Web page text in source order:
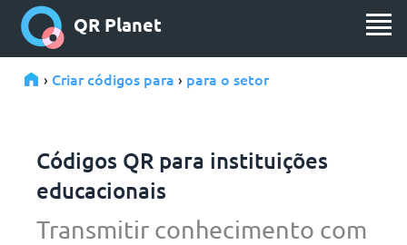
QR Planet
› Criar códigos para › para o setor
Códigos QR para instituições
educacionais
Transmitir conhecimento com